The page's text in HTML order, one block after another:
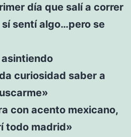
día que salí a correr
sentí algo…pero se
curiosidad saber a
con acento mexicano,
todo madrid»